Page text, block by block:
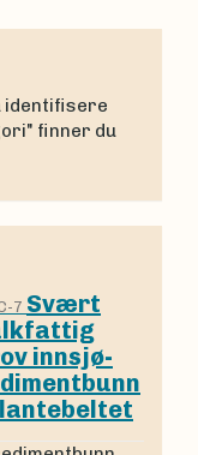
identifisere
finner du
7 Svært
innsjø-